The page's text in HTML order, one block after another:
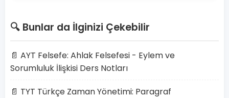
🔍 Bunlar da İlginizi Çekebilir
📄 AYT Felsefe: Ahlak Felsefesi - Eylem ve
Sorumluluk İlişkisi Ders Notları
📄 TYT Türkçe Zaman Yönetimi: Paragraf